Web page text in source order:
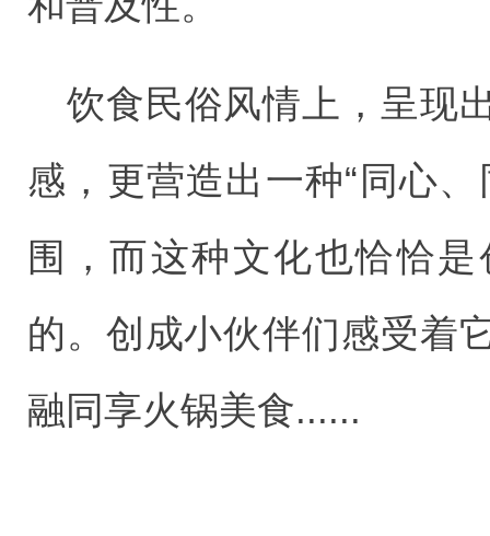
饮食民俗风情上，呈现
感，更营造出一种“同心
围，而这种文化也恰恰
的。创成小伙伴们感受着
融同享火锅美食......